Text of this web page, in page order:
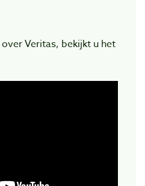
Veritas, bekijkt u het